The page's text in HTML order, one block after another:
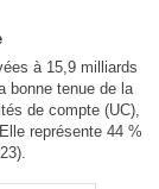
à 15,9 milliards
bonne tenue de la
de compte (UC),
représente 44 %